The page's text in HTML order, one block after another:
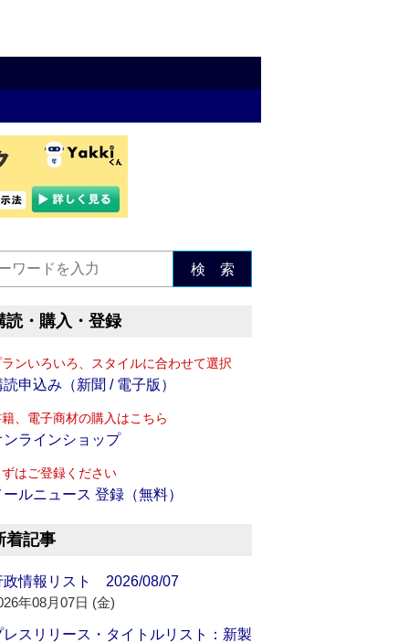
検 索
読・購入・登録
ランいろいろ、スタイルに合わせて選択
読申込み（新聞 / 電子版）
、電子商材の購入はこちら
ンラインショップ
ずはご登録ください
ールニュース 登録（無料）
着記事
政情報リスト 2026/08/07
年08月07日 (金)
レスリリース・タイトルリスト：新製